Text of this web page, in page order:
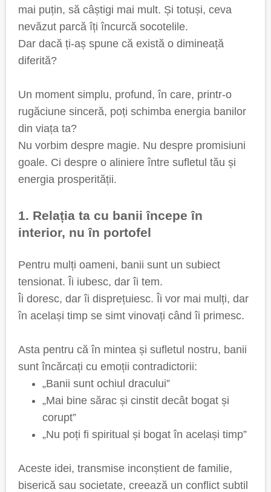
mai puțin, să câștigi mai mult. Și totuși, ceva
nevăzut parcă îți încurcă socotelile.
Dar dacă ți-aș spune că există o dimineață
diferită?
Un moment simplu, profund, în care, printr-o
rugăciune sinceră, poți schimba energia banilor
din viața ta?
Nu vorbim despre magie. Nu despre promisiuni
goale. Ci despre o aliniere între sufletul tău și
energia prosperității.
1. Relația ta cu banii începe în
interior, nu în portofel
Pentru mulți oameni, banii sunt un subiect
tensionat. Îi iubesc, dar îi tem.
Îi doresc, dar îi disprețuiesc. Îi vor mai mulți, dar
în același timp se simt vinovați când îi primesc.
Asta pentru că în mintea și sufletul nostru, banii
sunt încărcați cu emoții contradictorii:
„Banii sunt ochiul dracului”
„Mai bine sărac și cinstit decât bogat și
corupt”
„Nu poți fi spiritual și bogat în același timp”
Aceste idei, transmise inconștient de familie,
biserică sau societate, creează un conflict subtil